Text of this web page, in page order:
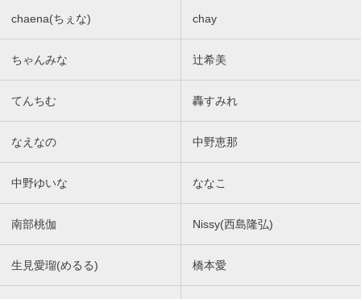
chaena(ちぇな) chay
ちゃんみな 辻希美
てんちむ 轟すみれ
なえなの 中野恵那
中野ゆいな ななこ
南部桃伽 Nissy(西島隆弘)
生見愛瑠(めるる) 橋本愛